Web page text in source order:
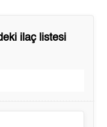
ilaç listesi